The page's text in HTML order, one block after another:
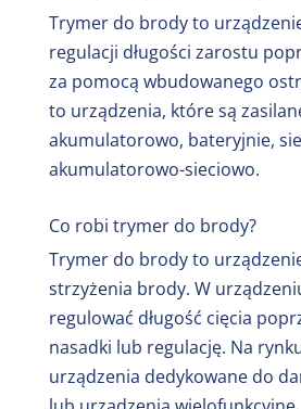
do brody warto zwrócić
posiada dany model trymera.
spotkać trymery, które są
akumulatorowo, ale także
Najlepszym wybore będzie
trymer, który będzie zasilany
chwili i nie będzie trzeba mieć
Liczba ustawień długości
Wybierając trymer do brody
zwrócić uwagę na to ile
strzyżenia posiada dany
trymerami można spotkać
Trymer do brody to
regulacji długości zarostu
za pomocą wbudowanego
to urządzenia, które są
akumulatorowo, bateryjnie,
akumulatorowo-sieciowo.
Co robi trymer do brody?
Trymer do brody to
strzyżenia brody. W
regulować długość cięcia
nasadki lub regulację. Na
urządzenia dedykowane do